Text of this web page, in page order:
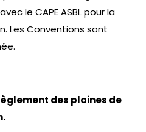
le CAPE ASBL pour la
Les Conventions sont
des plaines de